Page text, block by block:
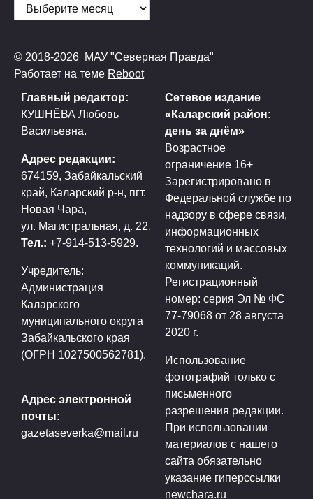
© 2018-2026 МАУ "Северная Правда"
Работает на теме Reboot
Главный редактор:
КУШНЁВА Любовь
Васильевна.
Адрес редакции:
674159, Забайкальский
край, Каларский р-н, пгт.
Новая Чара,
ул. Магистральная, д. 22.
Тел.: +7-914-513-5929.
Учредитель:
Администрация
Каларского
муниципального округа
Забайкальского края
(ОГРН 1027500562781).
Адрес электронной
почты:
gazetaseverka@mail.ru
Сетевое издание
«Каларский район:
день за днём»
Возрастное
ограничение 16+
Зарегистрировано в
Федеральной службе по
надзору в сфере связи,
информационных
технологий и массовых
коммуникаций.
Регистрационный
номер: серия Эл № ФС
77-79068 от 28 августа
2020 г.
Использование
фотографий только с
письменного
разрешения редакции.
При использовании
материалов с нашего
сайта обязательно
указание гиперссылки
newchara.ru